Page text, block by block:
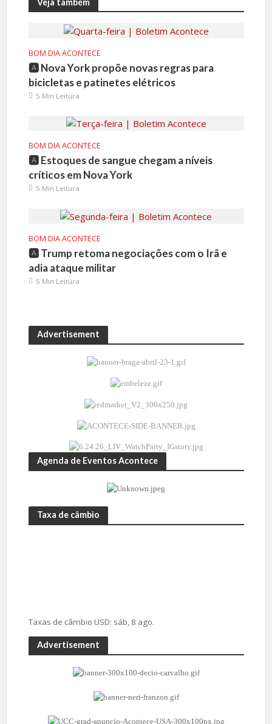
Veja também
BOM DIA ACONTECE
🅰️ Nova York propõe novas regras para
bicicletas e patinetes elétricos
5 Min Leitura
BOM DIA ACONTECE
🅰️ Estoques de sangue chegam a níveis
críticos em Nova York
5 Min Leitura
BOM DIA ACONTECE
🅰️ Trump retoma negociações com o Irã e
adia ataque militar
5 Min Leitura
Advertisement
Agenda de Eventos Acontece
Taxa de câmbio
Taxas de câmbio USD: sáb, 8 ago.
Advertisement